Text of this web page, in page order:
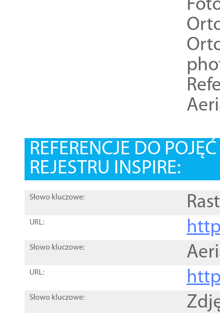
REFERENCJE DO
REJESTRU INSPIRE:
Słowo kluczowe:
URL:
Słowo kluczowe:
URL:
Słowo kluczowe: